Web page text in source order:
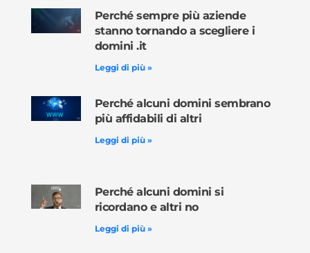
Perché sempre più aziende
stanno tornando a scegliere i
domini .it
Leggi di più »
Perché alcuni domini sembrano
più affidabili di altri
Leggi di più »
Perché alcuni domini si
ricordano e altri no
Leggi di più »